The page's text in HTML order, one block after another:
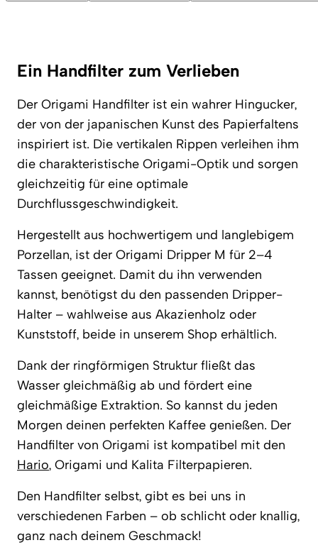
Ein Handfilter zum Verlieben
Der Origami Handfilter ist ein wahrer Hingucker,
der von der japanischen Kunst des Papierfaltens
inspiriert ist. Die vertikalen Rippen verleihen ihm
die charakteristische Origami-Optik und sorgen
gleichzeitig für eine optimale
Durchflussgeschwindigkeit.
Hergestellt aus hochwertigem und langlebigem
Porzellan, ist der Origami Dripper M für 2–4
Tassen geeignet. Damit du ihn verwenden
kannst, benötigst du den passenden Dripper-
Halter – wahlweise aus Akazienholz oder
Kunststoff, beide in unserem Shop erhältlich.
Dank der ringförmigen Struktur fließt das
Wasser gleichmäßig ab und fördert eine
gleichmäßige Extraktion. So kannst du jeden
Morgen deinen perfekten Kaffee genießen. Der
Handfilter von Origami ist kompatibel mit den
Hario, Origami und Kalita Filterpapieren.
Den Handfilter selbst, gibt es bei uns in
verschiedenen Farben – ob schlicht oder knallig,
ganz nach deinem Geschmack!